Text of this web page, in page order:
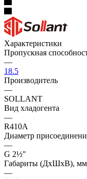
Характеристики
Пропускная
—
18.5
Производитель
—
SOLLANT
Вид хладогента
—
R410A
Диаметр
—
G 2½"
Габариты (ДхШхВ), мм
—